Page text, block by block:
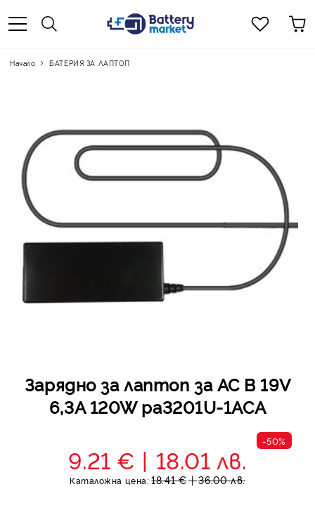
Начало БАТЕРИЯ ЗА ЛАПТОП
Зарядно за лаптоп за AC B 19V
6,3A 120W pa3201U-1ACA
-50%
9.21 € 18.01 лв.
Каталожна цена: 18.41 € 36.00 лв.